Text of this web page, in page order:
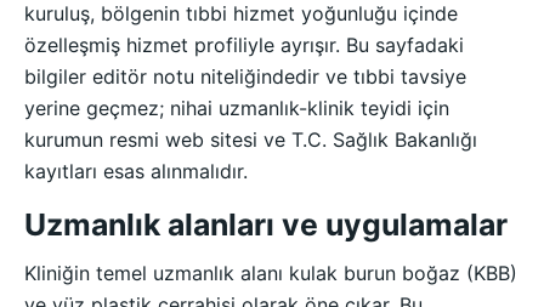
kuruluş, bölgenin tıbbi hizmet yoğunluğu içinde
özelleşmiş hizmet profiliyle ayrışır. Bu sayfadaki
bilgiler editör notu niteliğindedir ve tıbbi tavsiye
yerine geçmez; nihai uzmanlık-klinik teyidi için
kurumun resmi web sitesi ve T.C. Sağlık Bakanlığı
kayıtları esas alınmalıdır.
Uzmanlık alanları ve uygulamalar
Kliniğin temel uzmanlık alanı kulak burun boğaz (KBB)